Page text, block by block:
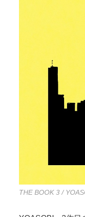
THE BOOK 3 /